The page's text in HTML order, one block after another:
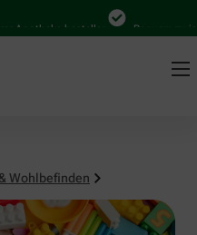
bestellen Bequem
Wohlbefinden